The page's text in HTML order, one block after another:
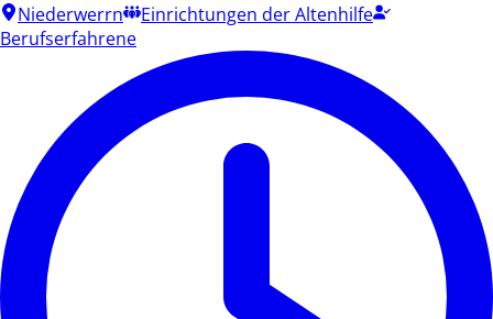
Niederwerrn
Einrichtungen der Altenhilfe
Berufserfahrene